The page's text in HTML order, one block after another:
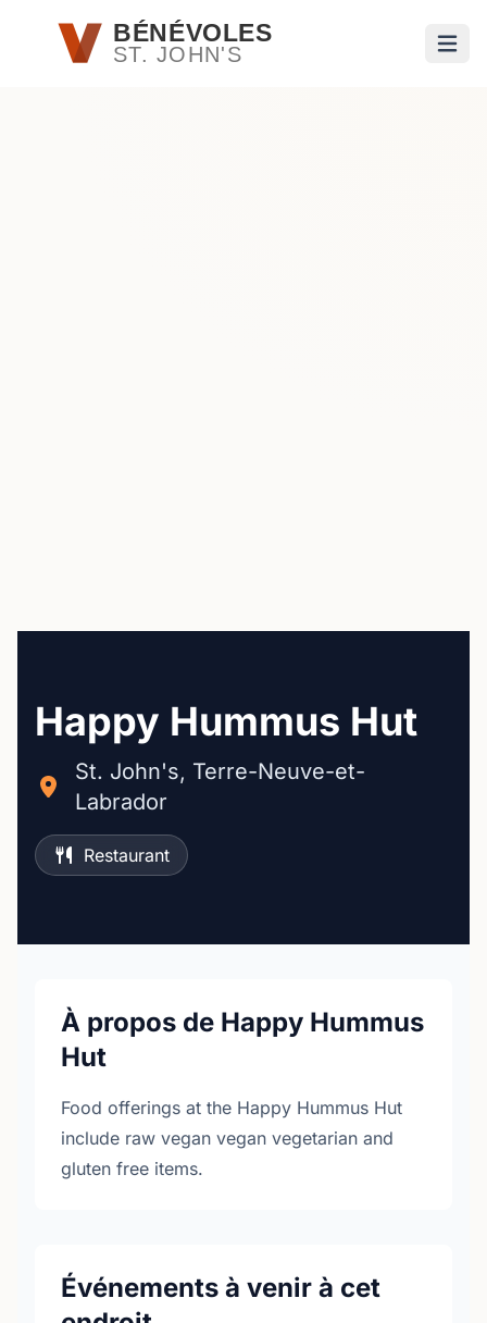
Passer au contenu principal
BÉNÉVOLES
ST. JOHN'S
Happy Hummus Hut
St. John's, Terre-Neuve-et-
Labrador
Restaurant
À propos de Happy Hummus
Hut
Food offerings at the Happy Hummus Hut
include raw vegan vegan vegetarian and
gluten free items.
Événements à venir à cet